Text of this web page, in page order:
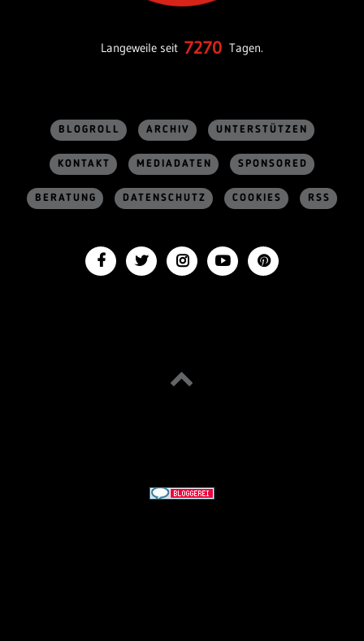
Langeweile seit 7270 Tagen.
BLOGROLL ARCHIV UNTERSTÜTZEN
KONTAKT MEDIADATEN SPONSORED
BERATUNG DATENSCHUTZ COOKIES RSS